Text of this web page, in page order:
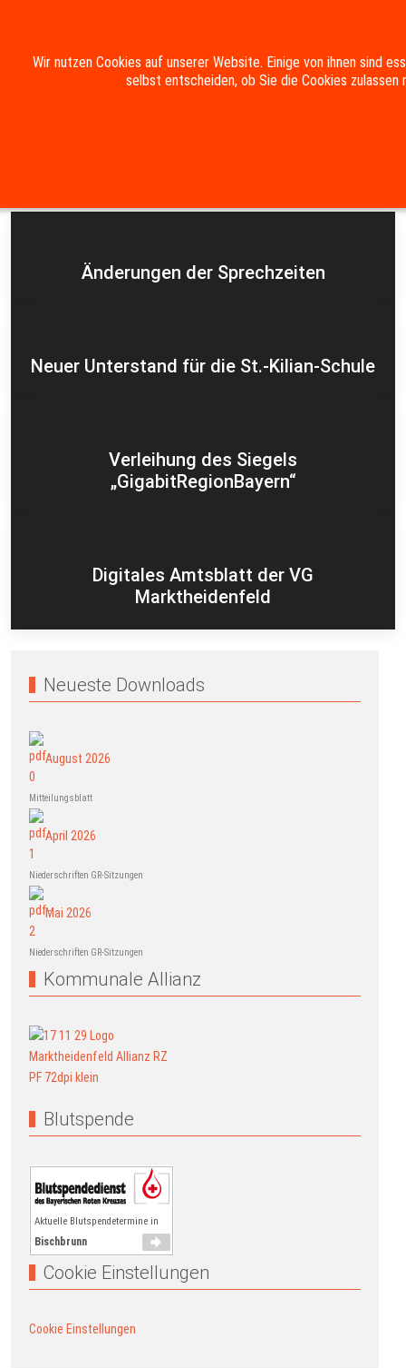
Impressum Datenschutzerklärung
Änderungen der Sprechzeiten
Neuer Unterstand für die St.-Kilian-Schule
Verleihung des Siegels
„GigabitRegionBayern“
Digitales Amtsblatt der VG
Marktheidenfeld
Neueste Downloads
August 2026
Mitteilungsblatt
April 2026
Niederschriften GR-Sitzungen
Mai 2026
Niederschriften GR-Sitzungen
Kommunale Allianz
Blutspende
Aktuelle Blutspendetermine in
Bischbrunn
Cookie Einstellungen
Cookie Einstellungen
Wir nutzen Cookies auf unserer Website. Einige von ihnen sind
selbst entscheiden, ob Sie die Cookies